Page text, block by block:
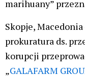
pochodziło z
opozycyjnego
premiera Zorana
bezpośrednio